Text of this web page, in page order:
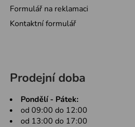
Formulář na reklamaci
Kontaktní formulář
Prodejní doba
Pondělí - Pátek:
od 09:00 do 12:00
od 13:00 do 17:00